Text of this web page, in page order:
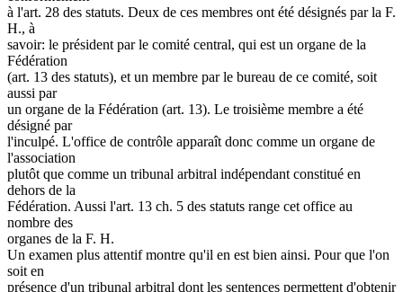
à l'art. 28 des statuts. Deux de ces membres ont été désignés par la F.
H., à
savoir: le président par le comité central, qui est un organe de la
Fédération
(art. 13 des statuts), et un membre par le bureau de ce comité, soit
aussi par
un organe de la Fédération (art. 13). Le troisième membre a été
désigné par
l'inculpé. L'office de contrôle apparaît donc comme un organe de
l'association
plutôt que comme un tribunal arbitral indépendant constitué en
dehors de la
Fédération. Aussi l'art. 13 ch. 5 des statuts range cet office au
nombre des
organes de la F. H.
Un examen plus attentif montre qu'il en est bien ainsi. Pour que l'on
soit en
présence d'un tribunal arbitral dont les sentences permettent d'obtenir